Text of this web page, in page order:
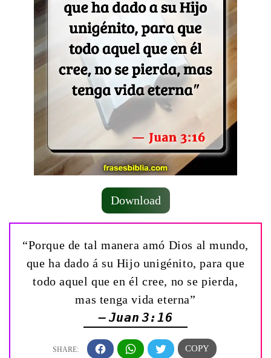
Download
“Porque de tal manera amó Dios al mundo,
que ha dado á su Hijo unigénito, para que
todo aquel que en él cree, no se pierda,
mas tenga vida eterna”
— Juan 3:16